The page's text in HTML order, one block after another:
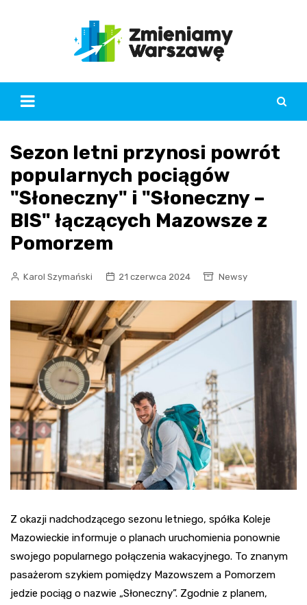
Sezon letni przynosi powrót
popularnych pociągów
"Słoneczny" i "Słoneczny –
BIS" łączących Mazowsze z
Pomorzem
Karol Szymański 21 czerwca 2024 Newsy
Z okazji nadchodzącego sezonu letniego, spółka Koleje
Mazowieckie informuje o planach uruchomienia ponownie
swojego popularnego połączenia wakacyjnego. To znanym
pasażerom szykiem pomiędzy Mazowszem a Pomorzem
jedzie pociąg o nazwie „Słoneczny”. Zgodnie z planem,